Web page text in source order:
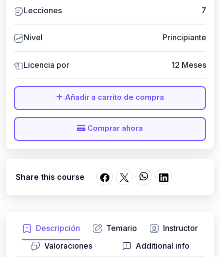
Descripción Temario
Instructor
Valoraciones
Additional info
Lecciones 7
Nivel Principiante
Licencia por 12 Meses
Añadir a carrito de compra
Comprar ahora
Share this course